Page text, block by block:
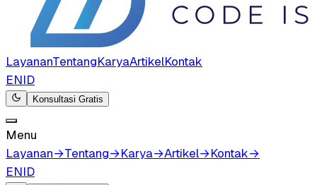
LayananTentangKaryaArtikelKontak
ENID
Konsultasi Gratis
Menu
Layanan→Tentang→Karya→Artikel→Kontak→
ENID